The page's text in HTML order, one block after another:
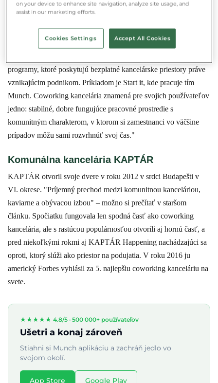
"Coworking priestory sú otvorené alebo čiastočne otvorené
kancelárske priestory, kde pracujú freelanceri a zamestnanci
mikropodnikov. V coworking kanceláriách je možné si prenajať
programy, ktoré poskytujú bezplatné kancelárske priestory práve
vznikajúcim podnikom. Príkladom je Start it, kde pracuje tím
Munch. Coworking kancelária znamená pre svojich používateľov
jedno: stabilné, dobre fungujúce pracovné prostredie s
komunitným charakterom, v ktorom si zamestnanci vo väčšine
prípadov môžu sami rozvrhnúť svoj čas."
Komunálna kancelária KAPTÁR
KAPTÁR otvoril svoje dvere v roku 2012 v srdci Budapešti v
VI. okrese. "Príjemný prechod medzi komunitnou kanceláriou,
kaviarne a obývacou izbou" – možno si prečítať v staršom
článku. Spočiatku fungovala len spodná časť ako coworking
kancelária, ale s rastúcou populárnosťou otvorili aj hornú časť, a
pred niekoľkými rokmi aj KAPTÁR Happening nachádzajúci sa
oproti, ktorý slúži ako priestor na podujatia. V roku 2016 ju
americký Forbes vyhlásil za 5. najlepšiu coworking kanceláriu na
svete.
★★★★★ 4.8/5 · 500 000+ používateľov
Ušetri a konaj zároveň
Stiahni si Munch aplikáciu a zachráň jedlo vo
svojom okolí.
App Store Google Play
on your device to enhance site navigation, analyze site usage, and
assist in our marketing efforts.
Cookies Settings Accept All Cookies